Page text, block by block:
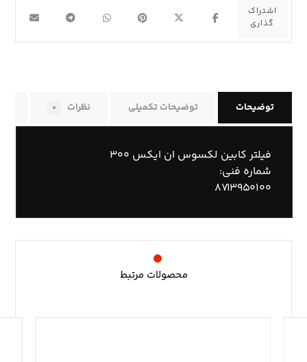
توضیحات توضیحات تکمیلی نظرات ۰
فیلتر کابین لکسوس ان ایکس ۳۰۰
شماره فنی:
۸۷۱۳۹۵۰۱۰۰
محصولات مرتبط